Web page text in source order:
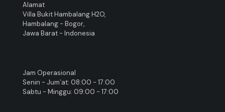
Alamat
Villa Bukit Hambalang H2O,
Hambalang - Bogor,
Jawa Barat - Indonesia
Jam Operasional
Senin - Jum`at: 08:00 - 17:00
Sabtu - Minggu: 09:00 - 17:00